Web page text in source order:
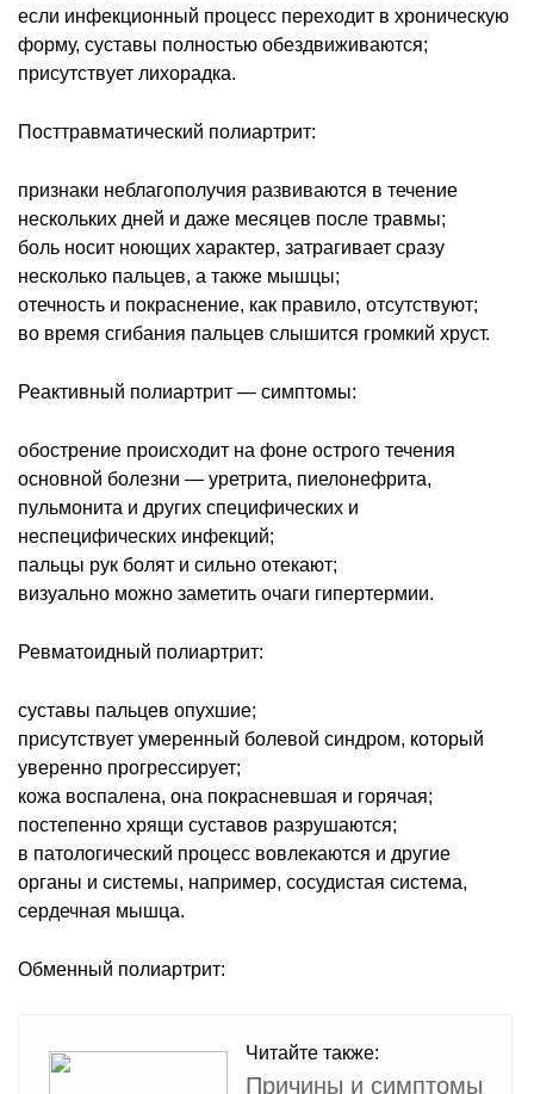
если инфекционный процесс переходит в хроническую
форму, суставы полностью обездвиживаются;
присутствует лихорадка.
Посттравматический полиартрит:
признаки неблагополучия развиваются в течение
нескольких дней и даже месяцев после травмы;
боль носит ноющих характер, затрагивает сразу
несколько пальцев, а также мышцы;
отечность и покраснение, как правило, отсутствуют;
во время сгибания пальцев слышится громкий хруст.
Реактивный полиартрит ― симптомы:
обострение происходит на фоне острого течения
основной болезни ― уретрита, пиелонефрита,
пульмонита и других специфических и
неспецифических инфекций;
пальцы рук болят и сильно отекают;
визуально можно заметить очаги гипертермии.
Ревматоидный полиартрит:
суставы пальцев опухшие;
присутствует умеренный болевой синдром, который
уверенно прогрессирует;
кожа воспалена, она покрасневшая и горячая;
постепенно хрящи суставов разрушаются;
в патологический процесс вовлекаются и другие
органы и системы, например, сосудистая система,
сердечная мышца.
Обменный полиартрит:
Читайте также:
Причины и симптомы